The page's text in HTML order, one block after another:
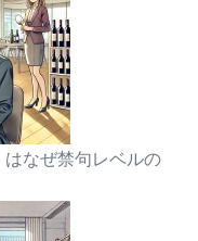
なぜ禁句レベルの